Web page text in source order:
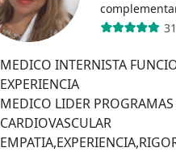
MEDICO INTERNISTA
EXPERIENCIA
MEDICO LIDER
CARDIOVASCULAR